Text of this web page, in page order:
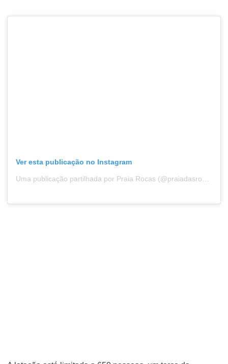
Ver esta publicação no Instagram